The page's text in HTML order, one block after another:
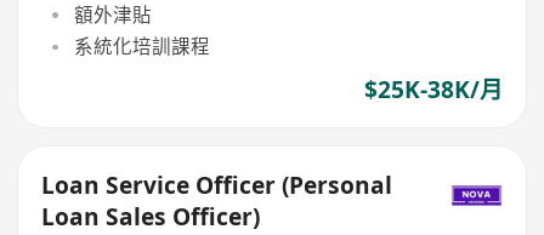
額外津貼
系統化培訓課程
$25K-38K/月
Loan Service Officer (Personal
Loan Sales Officer)